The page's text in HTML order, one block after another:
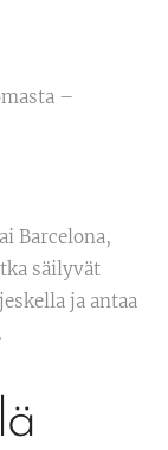
–
Barcelona,
säilyvät
ja antaa